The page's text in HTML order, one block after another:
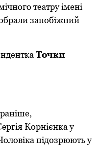
театpу імені
запобіжний
Точки
Корнієнка у
підозрюють у